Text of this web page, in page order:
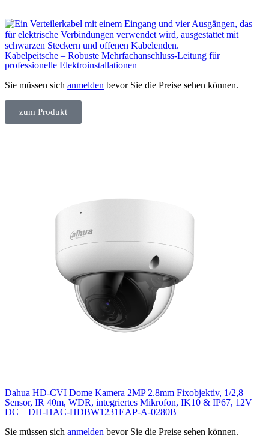
Kabelpeitsche – Robuste Mehrfachanschluss-Leitung für
professionelle Elektroinstallationen
Sie müssen sich anmelden bevor Sie die Preise sehen können.
zum Produkt
Dahua HD-CVI Dome Kamera 2MP 2.8mm Fixobjektiv, 1/2,8
Sensor, IR 40m, WDR, integriertes Mikrofon, IK10 & IP67, 12V
DC – DH-HAC-HDBW1231EAP-A-0280B
Sie müssen sich anmelden bevor Sie die Preise sehen können.